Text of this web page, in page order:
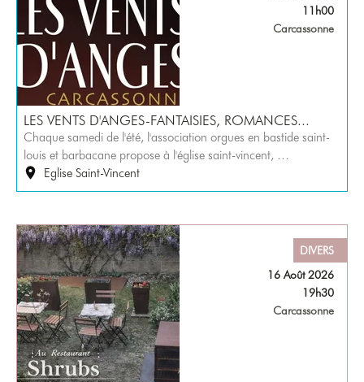
11h00
Carcassonne
LES VENTS D'ANGES-FANTAISIES, ROMANCES...
Chaque samedi de l'été, l'association orgues en bastide saint-
louis et barbacane propose à l'église saint-vincent, …
Eglise Saint-Vincent
DIVERS
16 Août 2026
19h30
Carcassonne